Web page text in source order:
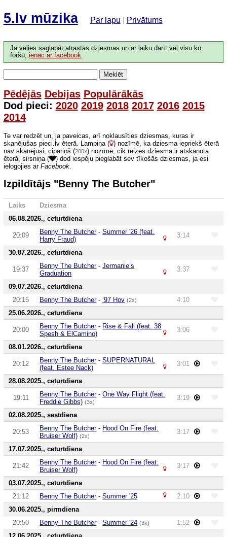
5.lv mūzika Par lapu Privātums
Ja vēlies saglabāt atrastās dziesmas un ar laiku darīt vēl visu ko
foršu,ienāc ar facebook.
Meklēt
Pēdējās Debijas Populārākās
Dod pieci: 2020 2019 2018 2017 2016 2015
2014
Te var redzēt un, ja paveicas, arī noklausīties dziesmas, kuras ir
skanējušas pieci.lv ēterā. Lampiņa ( ) nozīmē, ka dziesma iepriekš ēterā
nav skanējusi, cipariņš (200x) nozīmē, cik reizes dziesma ir atskaņota
ēterā, sirsniņa (
) dod iespēju pieglabāt sev tīkošās dziesmas, ja esi
ielogojies ar Facebook.
Izpildītājs "Benny The Butcher"
Laiks
Dziesma
06.08.2026., ceturtdiena
20:09 Benny The Butcher-Summer '26 (feat.
Harry Fraud)
3:14
30.07.2026., ceturtdiena
19:37 Benny The Butcher-Jermanie’s
Graduation
3:37
09.07.2026., ceturtdiena
20:15
Benny The Butcher-‘97 Hov (2x)
4:10
25.06.2026., ceturtdiena
20:00 Benny The Butcher- Rise & Fall (feat. 38
Spesh & ElCamino)
3:06
08.01.2026., ceturtdiena
20:12 Benny The Butcher-SUPERNATURAL
(feat. Estee Nack)
3:01
28.08.2025., ceturtdiena
19:11 Benny The Butcher-One Way Flight (feat.
Freddie Gibbs) (3x)
3:19
02.08.2025., sestdiena
20:53 Benny The Butcher- Hood On Fire (feat.
Bruiser Wolf) (2x)
3:17
17.07.2025., ceturtdiena
21:42 Benny The Butcher- Hood On Fire (feat.
Bruiser Wolf)
3:17
03.07.2025., ceturtdiena
21:12
Benny The Butcher-Summer '25
2:10
30.06.2025., pirmdiena
20:50
Benny The Butcher-Summer '24 (3x)
1:52